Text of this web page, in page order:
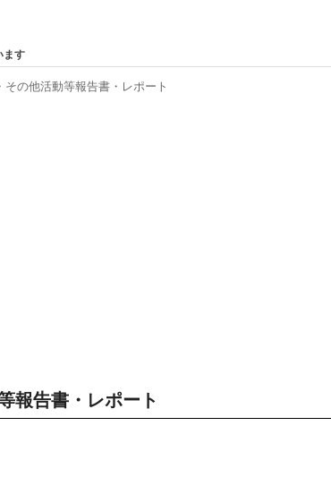
ます
の他活動等報告書・レポート
報告書・レポート